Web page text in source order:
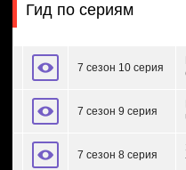
Гид по сериям
7 сезон 10 серия
7 сезон 9 серия
7 сезон 8 серия